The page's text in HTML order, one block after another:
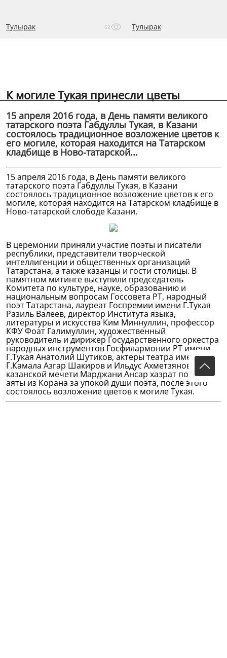
Тулырак 62 Тулырак
К могиле Тукая принесли цветы
15 апреля 2016 года, в День памяти великого
татарского поэта Габдуллы Тукая, в Казани
состоялось традиционное возложение цветов к
его могиле, которая находится на Татарском
кладбище в Ново-татарской...
15 апреля 2016 года, в День памяти великого
татарского поэта Габдуллы Тукая, в Казани
состоялось традиционное возложение цветов к его
могиле, которая находится на Татарском кладбище в
Ново-татарской слободе Казани.
В церемонии приняли участие поэты и писатели
республики, представители творческой
интеллигенции и общественных организаций
Татарстана, а также казанцы и гости столицы. В
памятном митинге выступили председатель
Комитета по культуре, науке, образованию и
национальным вопросам Госсовета РТ, народный
поэт Татарстана, лауреат Госпремии имени Г.Тукая
Разиль Валеев, директор Института языка,
литературы и искусства Ким Миннуллин, профессор
КФУ Фоат Галимуллин, художественный
руководитель и дирижер Государственного оркестра
народных инструментов Госфилармонии РТ имени
Г.Тукая Анатолий Шутиков, актеры театра имени
Г.Камала Азгар Шакиров и Ильдус Ахметзянов. Имам
казанской мечети Марджани Ансар хазрат посвятил
аяты из Корана за упокой души поэта, после этого
состоялось возложение цветов к могиле Тукая.